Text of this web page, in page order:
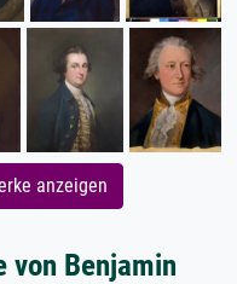
anzeigen
von Benjamin